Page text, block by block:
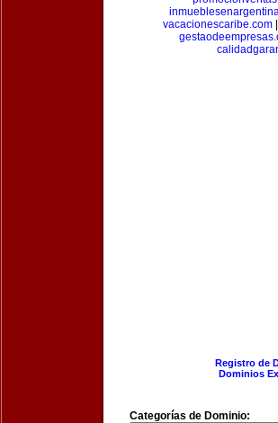
vacacionescaribe.com
Registro de
Dominios
Categorías de Dominio: